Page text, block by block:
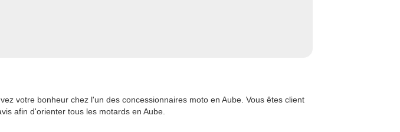
votre bonheur chez l'un des concessionnaires moto en Aube. Vous êtes client
afin d'orienter tous les motards en Aube.